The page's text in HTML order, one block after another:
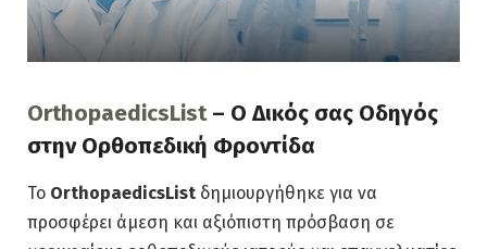
OrthopaedicsList– Ο Δικός σας Οδηγός
στην Ορθοπεδική Φροντίδα
Το OrthopaedicsList δημιουργήθηκε για να
προσφέρει άμεση και αξιόπιστη πρόσβαση σε